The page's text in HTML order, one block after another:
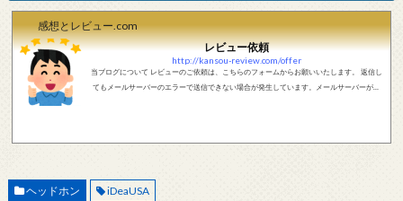
感想とレビュー.com
レビュー依頼
http://kansou-review.com/offer
当ブログについて レビューのご依頼は、こちらのフォームからお願いいたします。 返信し
てもメールサーバーのエラーで送信できない場合が発生しています。メールサーバーが正
ヘッドホン iDeaUSA